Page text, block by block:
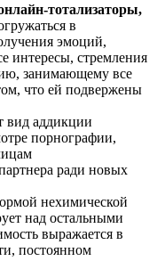
тотализаторы,
в
эмоций,
интересы, стремления
занимающему все
что ей подвержены
вид аддикции
порнографии,
ради новых
нехимической
над остальными
выражается в
постоянном